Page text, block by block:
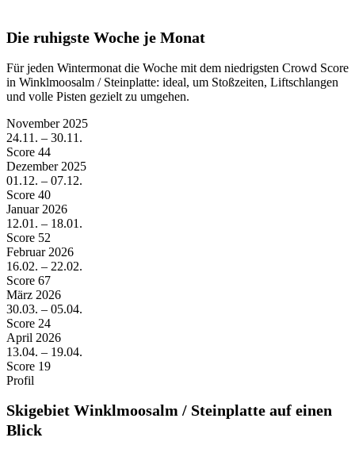
Die ruhigste Woche je Monat
Für jeden Wintermonat die Woche mit dem niedrigsten Crowd Score
in Winklmoosalm / Steinplatte: ideal, um Stoßzeiten, Liftschlangen
und volle Pisten gezielt zu umgehen.
November 2025
24.11. – 30.11.
Score 44
Dezember 2025
01.12. – 07.12.
Score 40
Januar 2026
12.01. – 18.01.
Score 52
Februar 2026
16.02. – 22.02.
Score 67
März 2026
30.03. – 05.04.
Score 24
April 2026
13.04. – 19.04.
Score 19
Profil
Skigebiet Winklmoosalm / Steinplatte auf einen
Blick